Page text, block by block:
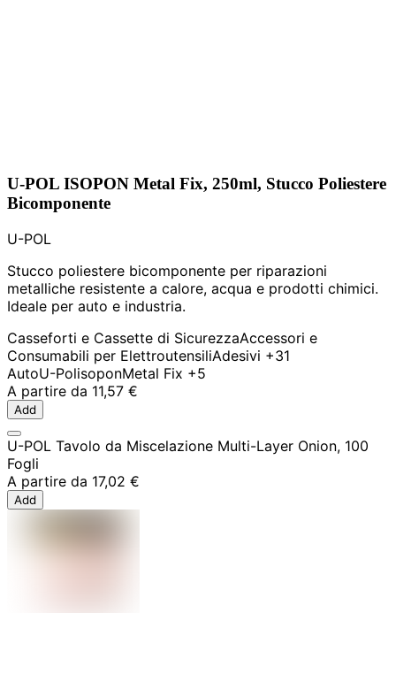
U-POL ISOPON Metal Fix, 250ml, Stucco Poliestere
Bicomponente
U-POL
Stucco poliestere bicomponente per riparazioni
metalliche resistente a calore, acqua e prodotti chimici.
Ideale per auto e industria.
Casseforti e Cassette di SicurezzaAccessori e
Consumabili per ElettroutensiliAdesivi +31
AutoU-PolisoponMetal Fix +5
A partire da 11,57 €
Add
U-POL Tavolo da Miscelazione Multi-Layer Onion, 100
Fogli
A partire da 17,02 €
Add